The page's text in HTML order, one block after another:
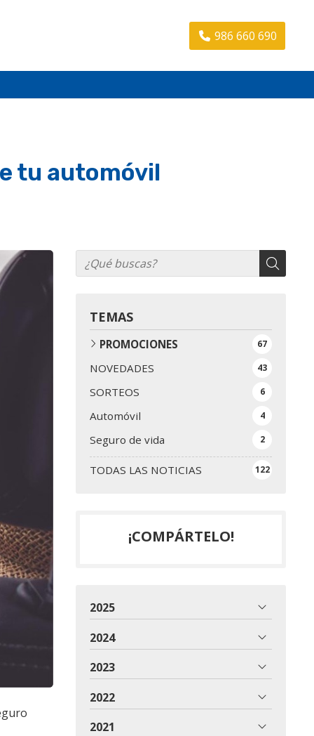
986 660 690
tu automóvil
TEMAS
TODAS LAS NOTICIAS 122
PROMOCIONES 67
NOVEDADES 43
SORTEOS 6
Automóvil 4
Seguro de vida 2
¡COMPÁRTELO!
2025
2024
2023
2022
2021